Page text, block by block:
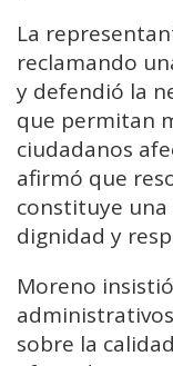
La
reclamando
y defendió la
que permitan
ciudadanos
afirmó que
constituye una
dignidad y
Moreno
sobre la